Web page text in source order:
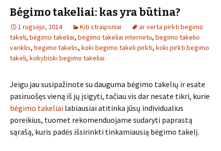
Bėgimo takeliai: kas yra būtina?
1 rugsėjo, 2014 Kiti straipsniai
ar verta pirkti begimo
takeli, bėgimo takeliai, begimo takeliai internetu, begimo takelio
variklis, begimo takelis, koki begimo takeli pirkti, koki pirkti begimo
takeli, kokybiski begimo takeliai
Jeigu jau susipažinote su dauguma bėgimo takelių ir esate
pasiruošęs vieną iš jų įsigyti, tačiau vis dar nesate tikri, kurie
bėgimo takeliai labiausiai atitinka jūsų individualius
poreikius, tuomet rekomenduojame sudaryti paprastą
sąrašą, kuris padės išsirinkti tinkamiausią bėgimo takelį.